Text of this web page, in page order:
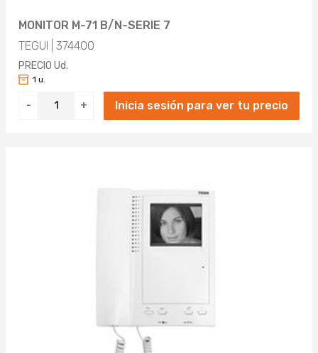
MONITOR M-71 B/N-SERIE 7
TEGUI | 374400
PRECIO Ud.
- +
1 u.
Inicia sesión para ver tu precio